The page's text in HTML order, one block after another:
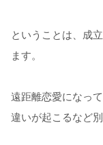
ということは、成
ます。
遠距離恋愛になっ
違いが起こるなど